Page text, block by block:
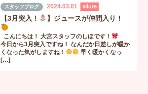
スタッフブログ 2024.03.01 allure
【3月突入！ 】ジュースが仲間入り！
こんにちは！ 大宮スタッフのしほです！
今日から3月突入ですね！ なんだか日差しが暖か
くなった気がしますね！
早く暖かくなっ
[…]